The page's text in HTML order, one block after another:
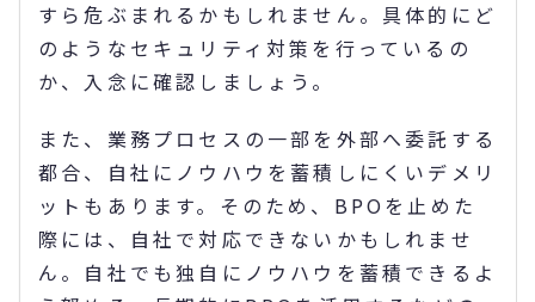
すら危ぶまれるかもしれません。具体的にど
のようなセキュリティ対策を行っているの
か、入念に確認しましょう。
また、業務プロセスの一部を外部へ委託する
都合、自社にノウハウを蓄積しにくいデメリ
ットもあります。そのため、BPOを止めた
際には、自社で対応できないかもしれませ
ん。自社でも独自にノウハウを蓄積できるよ